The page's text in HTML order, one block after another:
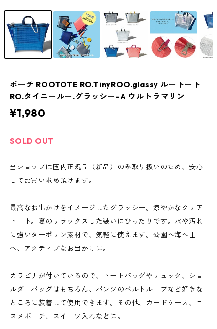
ポーチ ROOTOTE RO.TinyROO.glassy ルートート
RO.タイニールー.グラッシー-A ウルトラマリン
¥1,980
SOLD OUT
当ショップは国内正規品（新品）のみ取り扱いのため、安心
してお買い求め頂けます。
最高なお出かけをイメージしたグラッシー。涼やかなクリア
トート。夏のリラックスした装いにぴったりです。水や汚れ
に強いターポリン素材で、気軽に使えます。公園へ海へ山
へ、アクティブなお出かけに。
カラビナが付いているので、トートバッグやリュック、ショ
ルダーバッグはもちろん、パンツのベルトループなど好きな
ところに装着して使用できます。その他、カードケース、コ
スメポーチ、スイーツ入れなどに。